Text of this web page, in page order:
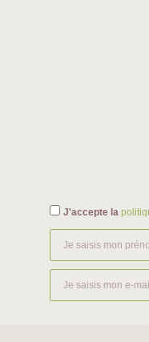
J'accepte la